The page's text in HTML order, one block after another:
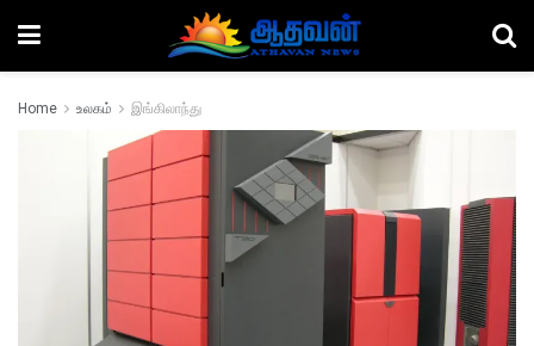
Home உலகம் இங்கிலாந்து